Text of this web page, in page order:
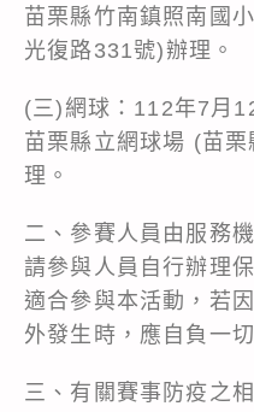
苗栗縣竹南鎮照南國
光復路331號)辦理。
(三)網球：112年7月
苗栗縣立網球場 (苗
理。
二、參賽人員由服務
請參與人員自行辦理
適合參與本活動，若
外發生時，應自負一
三、有關賽事防疫之